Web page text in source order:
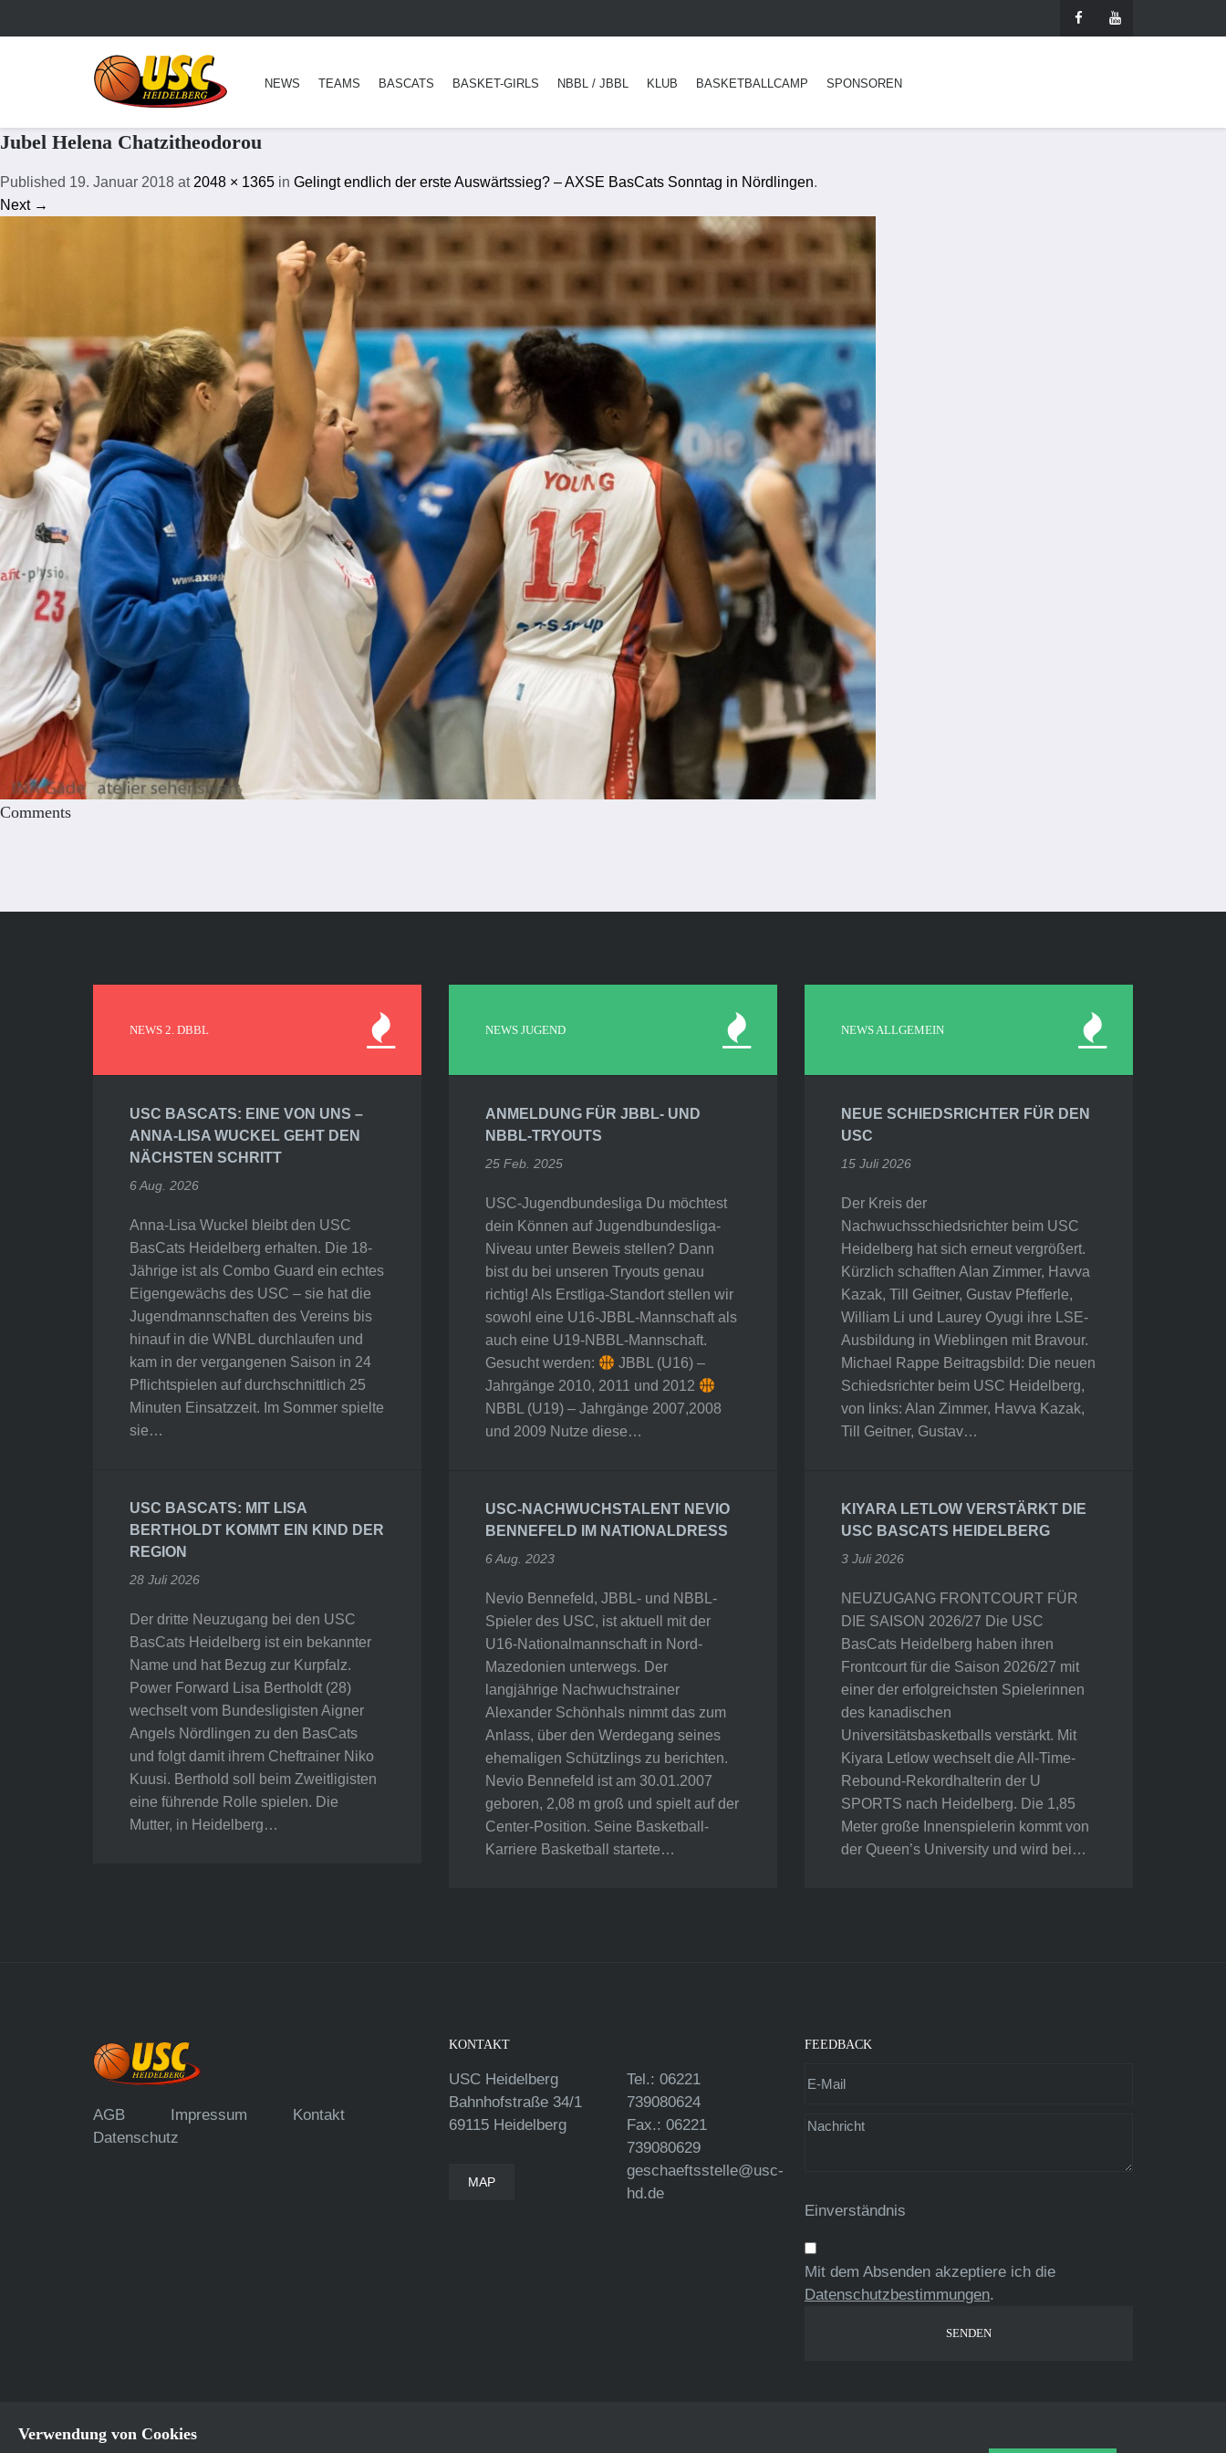
NEWS TEAMS BASCATS BASKET-GIRLS NBBL / JBBL KLUB BASKETBALLCAMP SPONSOREN
Jubel Helena Chatzitheodorou
Published 19. Januar 2018 at 2048 × 1365 in Gelingt endlich der erste Auswärtssieg? – AXSE BasCats Sonntag in Nördlingen.
Next →
Comments
NEWS 2. DBBL
USC BASCATS: EINE VON UNS –
ANNA-LISA WUCKEL GEHT DEN
NÄCHSTEN SCHRITT
6 Aug. 2026
Anna-Lisa Wuckel bleibt den USC
BasCats Heidelberg erhalten. Die 18-
Jährige ist als Combo Guard ein echtes
Eigengewächs des USC – sie hat die
Jugendmannschaften des Vereins bis
hinauf in die WNBL durchlaufen und
kam in der vergangenen Saison in 24
Pflichtspielen auf durchschnittlich 25
Minuten Einsatzzeit. Im Sommer spielte
sie…
USC BASCATS: MIT LISA
BERTHOLDT KOMMT EIN KIND DER
REGION
28 Juli 2026
Der dritte Neuzugang bei den USC
BasCats Heidelberg ist ein bekannter
Name und hat Bezug zur Kurpfalz.
Power Forward Lisa Bertholdt (28)
wechselt vom Bundesligisten Aigner
Angels Nördlingen zu den BasCats
und folgt damit ihrem Cheftrainer Niko
Kuusi. Berthold soll beim Zweitligisten
eine führende Rolle spielen. Die
Mutter, in Heidelberg…
NEWS JUGEND
ANMELDUNG FÜR JBBL- UND
NBBL-TRYOUTS
25 Feb. 2025
USC-Jugendbundesliga Du möchtest
dein Können auf Jugendbundesliga-
Niveau unter Beweis stellen? Dann
bist du bei unseren Tryouts genau
richtig! Als Erstliga-Standort stellen wir
sowohl eine U16-JBBL-Mannschaft als
auch eine U19-NBBL-Mannschaft.
Gesucht werden:
JBBL (U16) –
Jahrgänge 2010, 2011 und 2012
NBBL (U19) – Jahrgänge 2007,2008
und 2009 Nutze diese…
USC-NACHWUCHSTALENT NEVIO
BENNEFELD IM NATIONALDRESS
6 Aug. 2023
Nevio Bennefeld, JBBL- und NBBL-
Spieler des USC, ist aktuell mit der
U16-Nationalmannschaft in Nord-
Mazedonien unterwegs. Der
langjährige Nachwuchstrainer
Alexander Schönhals nimmt das zum
Anlass, über den Werdegang seines
ehemaligen Schützlings zu berichten.
Nevio Bennefeld ist am 30.01.2007
geboren, 2,08 m groß und spielt auf der
Center-Position. Seine Basketball-
Karriere Basketball startete…
NEWS ALLGEMEIN
NEUE SCHIEDSRICHTER FÜR DEN
USC
15 Juli 2026
Der Kreis der
Nachwuchsschiedsrichter beim USC
Heidelberg hat sich erneut vergrößert.
Kürzlich schafften Alan Zimmer, Havva
Kazak, Till Geitner, Gustav Pfefferle,
William Li und Laurey Oyugi ihre LSE-
Ausbildung in Wieblingen mit Bravour.
Michael Rappe Beitragsbild: Die neuen
Schiedsrichter beim USC Heidelberg,
von links: Alan Zimmer, Havva Kazak,
Till Geitner, Gustav…
KIYARA LETLOW VERSTÄRKT DIE
USC BASCATS HEIDELBERG
3 Juli 2026
NEUZUGANG FRONTCOURT FÜR
DIE SAISON 2026/27 Die USC
BasCats Heidelberg haben ihren
Frontcourt für die Saison 2026/27 mit
einer der erfolgreichsten Spielerinnen
des kanadischen
Universitätsbasketballs verstärkt. Mit
Kiyara Letlow wechselt die All-Time-
Rebound-Rekordhalterin der U
SPORTS nach Heidelberg. Die 1,85
Meter große Innenspielerin kommt von
der Queen’s University und wird bei…
AGB Impressum
Kontakt
Datenschutz
KONTAKT
USC Heidelberg
Bahnhofstraße 34/1
69115 Heidelberg
MAP
Tel.: 06221
739080624
Fax.: 06221
739080629
geschaeftsstelle@usc-
hd.de
FEEDBACK
Einverständnis
Mit dem Absenden akzeptiere ich die
Datenschutzbestimmungen.
Verwendung von Cookies